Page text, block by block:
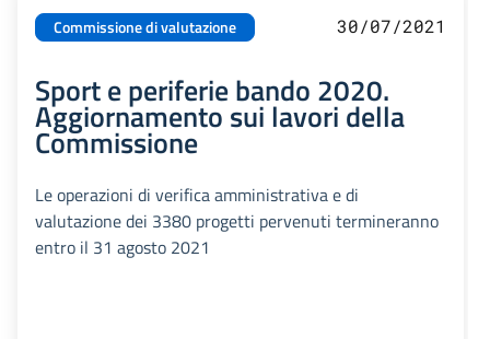
Commissione di valutazione 30/07/2021
Sport e periferie bando 2020.
Aggiornamento sui lavori della
Commissione
Le operazioni di verifica amministrativa e di
valutazione dei 3380 progetti pervenuti termineranno
entro il 31 agosto 2021